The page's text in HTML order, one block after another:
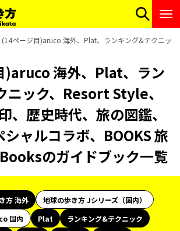
(14ページ目)aruco 海外、Plat、ランキング&テクニッ
)aruco 海外、Plat、ラン
ニック、Resort Style、
、歴史時代、旅の図鑑、
シャルコラボ、BOOKS 旅
のガイドブック一覧
方 海外
地球の歩き方 Jシリーズ（国内）
国内 Plat
ランキング&テクニック